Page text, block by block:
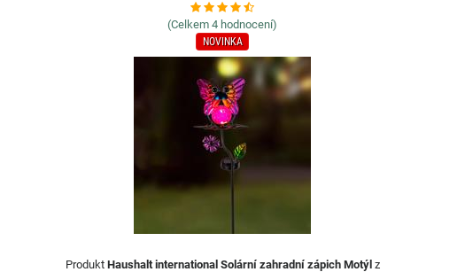
(Celkem 4 hodnocení)
NOVINKA
Produkt Haushalt international Solární zahradní zápich Motýl z